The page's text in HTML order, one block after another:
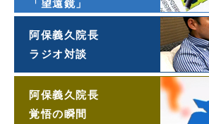
「望遠鏡」
阿保義久院長
ラジオ対談
阿保義久院長
覚悟の瞬間